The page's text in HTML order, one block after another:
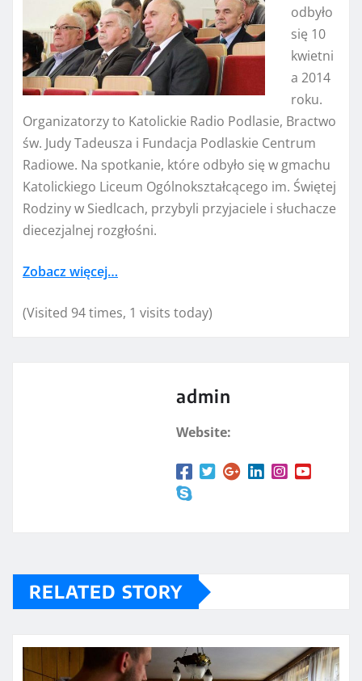
odbyło
się 10
kwietni
a 2014
roku.
Organizatorzy to Katolickie Radio Podlasie, Bractwo
św. Judy Tadeusza i Fundacja Podlaskie Centrum
Radiowe. Na spotkanie, które odbyło się w gmachu
Katolickiego Liceum Ogólnokształcącego im. Świętej
Rodziny w Siedlcach, przybyli przyjaciele i słuchacze
diecezjalnej rozgłośni.
Zobacz więcej…
(Visited 94 times, 1 visits today)
admin
Website:
RELATED STORY